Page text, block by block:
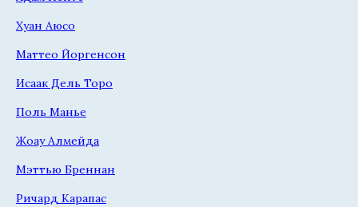
Хуан Аюсо
Маттео Йоргенсон
Исаак Дель Торо
Поль Манье
Жоау Алмейда
Мэттью Бреннан
Ричард Карапас